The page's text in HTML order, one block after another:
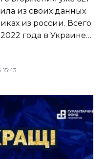
из своих данных
из россии. Всего
года в Украине
15:43